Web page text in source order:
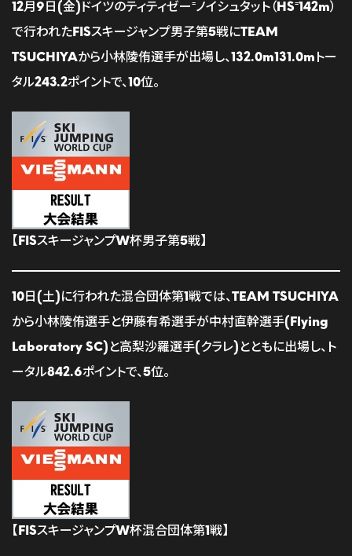
12月9日(金)ドイツのティティゼー⁼ノイシュタット（HS⁼142m）
で行われたFISスキージャンプ男子第5戦にTEAM
TSUCHIYAから小林陵侑選手が出場し、132.0m131.0mトー
タル243.2ポイントで、10位。
【FISスキージャンプW杯男子第5戦】
10日(土)に行われた混合団体第1戦では、TEAM TSUCHIYA
から小林陵侑選手と伊藤有希選手が中村直幹選手(Flying
Laboratory SC)と高梨沙羅選手(クラレ)とともに出場し、ト
ータル842.6ポイントで、5位。
【FISスキージャンプW杯混合団体第1戦】